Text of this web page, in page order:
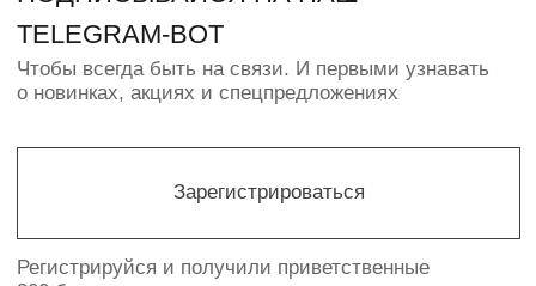
ИП ПАВЛЮК Н.О.
ИНН 550368646478
© PUDRA 2016—2025